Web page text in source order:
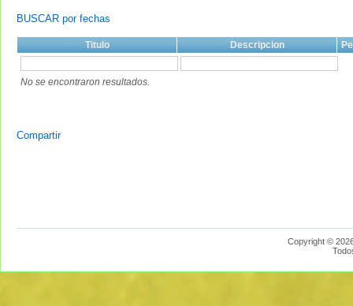
BUSCAR por fechas
Titulo Descripcion
No se encontraron resultados.
Compartir
Copyright ©